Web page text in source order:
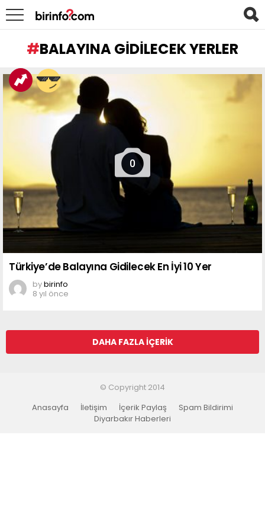
BALAYINA GIDILECEK YERLER
LATEST
STORIES
0
Türkiye’de Balayına Gidilecek En İyi 10 Yer
bybirinfo
8 yıl önce
DAHA FAZLA İÇERIK
© Copyright 2014
Anasayfa
İletişim İçerik Paylaş
Spam Bildirimi
Diyarbakır Haberleri